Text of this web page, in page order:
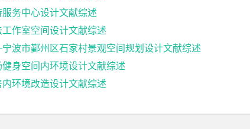
务中心设计文献综述
作室空间设计文献综述
波市鄞州区石家村景观空间规划设计文献综述
身空间内环境设计文献综述
环境改造设计文献综述